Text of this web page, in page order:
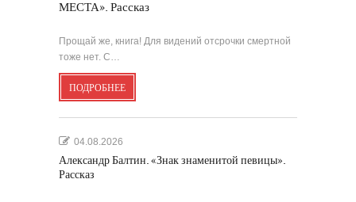
МЕСТА». Рассказ
Прощай же, книга! Для видений отсрочки смертной
тоже нет. С…
ПОДРОБНЕЕ
04.08.2026
Александр Балтин. «Знак знаменитой певицы».
Рассказ